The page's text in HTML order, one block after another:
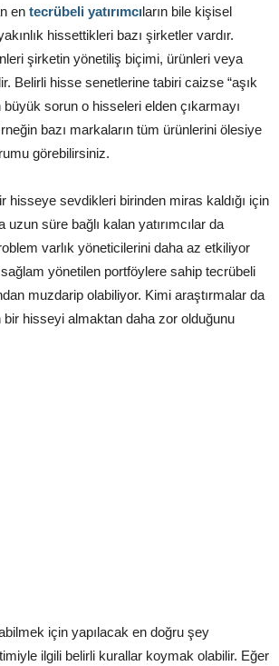
en tecrübeli yatırımcıların bile kişisel
hissettikleri bazı şirketler vardır.
şirketin yönetiliş biçimi, ürünleri veya
Belirli hisse senetlerine tabiri caizse “aşık
büyük sorun o hisseleri elden çıkarmayı
bazı markaların tüm ürünlerini ölesiye
görebilirsiniz.
hisseye sevdikleri birinden miras kaldığı için
süre bağlı kalan yatırımcılar da
varlık yöneticilerini daha az etkiliyor
yönetilen portföylere sahip tecrübeli
muzdarip olabiliyor. Kimi araştırmalar da
bir hisseyi almaktan daha zor olduğunu
için yapılacak en doğru şey
ilgili belirli kurallar koymak olabilir. Eğer